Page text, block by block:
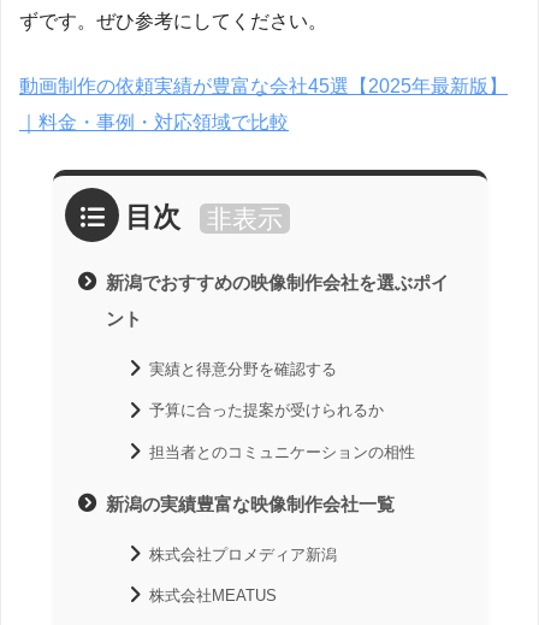
ずです。ぜひ参考にしてください。
動画制作の依頼実績が豊富な会社45選【2025年最新版】
｜料金・事例・対応領域で比較
目次 非表示
新潟でおすすめの映像制作会社を選ぶポイ
ント
実績と得意分野を確認する
予算に合った提案が受けられるか
担当者とのコミュニケーションの相性
新潟の実績豊富な映像制作会社一覧
株式会社プロメディア新潟
株式会社MEATUS